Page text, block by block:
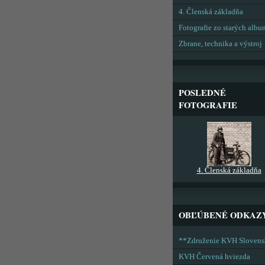
4. Členská základňa
Fotografie zo starých
Zbrane, technika a výstroj
POSLEDNÉ
FOTOGRAFIE
4. Členská základňa
OBĽÚBENÉ
**Združenie KVH
KVH Červená hviezda